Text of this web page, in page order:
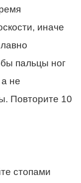
иначе
пальцы ног
не
Повторите 10
стопами